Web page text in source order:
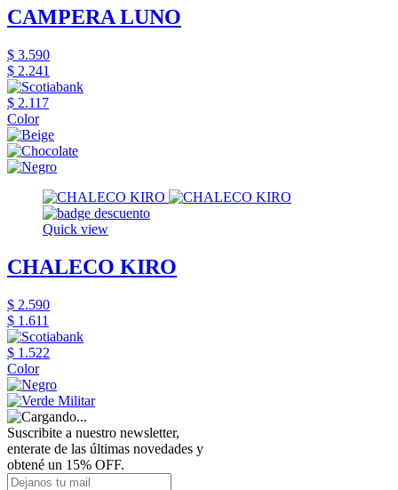
CAMPERA LUNO
$ 3.590
$ 2.241
$ 2.117
Color
Quick view
CHALECO KIRO
$ 2.590
$ 1.611
$ 1.522
Color
Suscribite a nuestro newsletter,
enterate de las últimas novedades y
obtené un 15% OFF.